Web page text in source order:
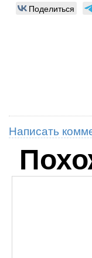
Поделиться
Написать